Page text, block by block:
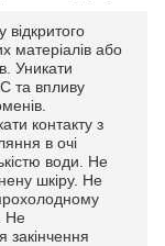
матеріалів або
Уникати
та впливу
контакту з
в очі
води. Не
шкіру. Не
Не
закінчення